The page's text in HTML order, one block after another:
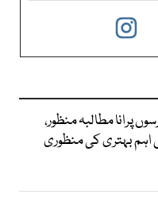
پرانا مطالبہ منظور،
بہتری کی منظوری